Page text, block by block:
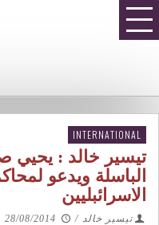
INTERNATIONAL
تيسير خالد : يحيي
الباسلة ويدعو
الاسرائبليين
تيسير خالد /
28/08/2014